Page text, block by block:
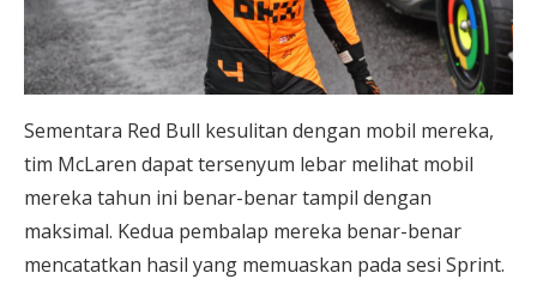
Sementara Red Bull kesulitan dengan mobil mereka,
tim McLaren dapat tersenyum lebar melihat mobil
mereka tahun ini benar-benar tampil dengan
maksimal. Kedua pembalap mereka benar-benar
mencatatkan hasil yang memuaskan pada sesi Sprint.